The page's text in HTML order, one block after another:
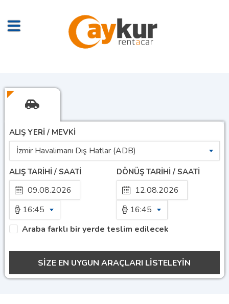
ALIŞ YERİ / MEVKİ
İzmir Havalimanı Dış Hatlar (ADB)
ALIŞ TARİHİ / SAATİ
16:45
DÖNÜŞ TARİHİ / SAATİ
16:45
Araba farklı bir yerde teslim edilecek